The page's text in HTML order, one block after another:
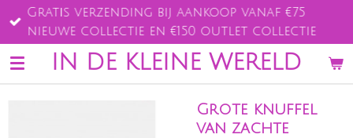
Ga
direct
naar
de
IN DE KLEINE WERELD
Gratis verzending bij aankoop vanaf €75
nieuwe collectie en €150 outlet collectie
Grote knuffel
van zachte